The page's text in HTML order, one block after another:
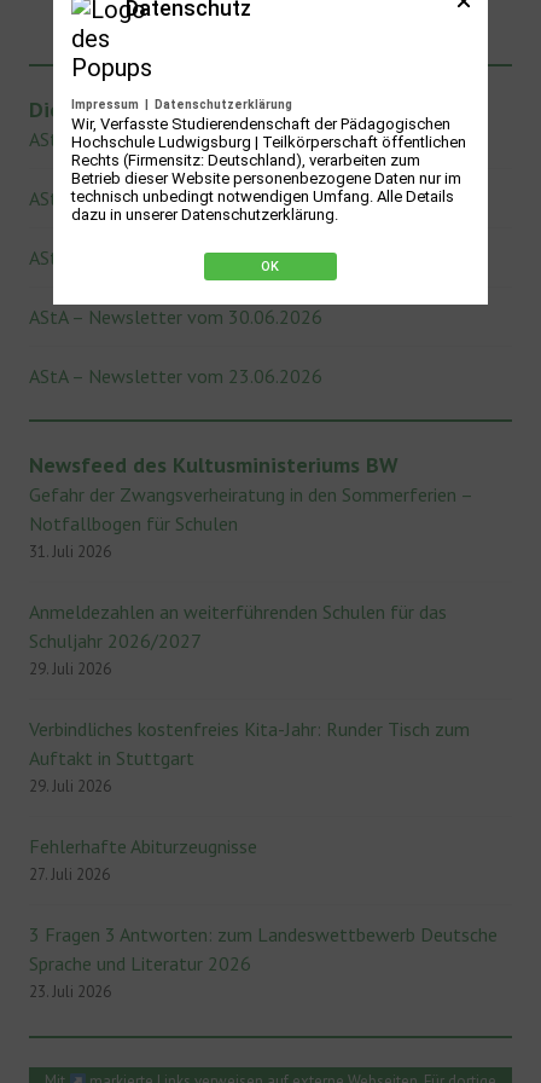
Die neuesten Newsletter des AStA
AStA – Newsletter vom 21.07.2026
AStA – Newsletter vom 14.07.2026
AStA – Newsletter vom 07.07.2026
AStA – Newsletter vom 30.06.2026
AStA – Newsletter vom 23.06.2026
Newsfeed des Kultusministeriums BW
Gefahr der Zwangsverheiratung in den Sommerferien –
Notfallbogen für Schulen
31. Juli 2026
Anmeldezahlen an weiterführenden Schulen für das
Schuljahr 2026/2027
29. Juli 2026
Verbindliches kostenfreies Kita-Jahr: Runder Tisch zum
Auftakt in Stuttgart
29. Juli 2026
Fehlerhafte Abiturzeugnisse
27. Juli 2026
3 Fragen 3 Antworten: zum Landeswettbewerb Deutsche
Sprache und Literatur 2026
23. Juli 2026
Datenschutz
Impressum Datenschutzerklärung
Wir, Verfasste Studierendenschaft der Pädagogischen
Hochschule Ludwigsburg | Teilkörperschaft öffentlichen
Rechts (Firmensitz: Deutschland), verarbeiten zum
Betrieb dieser Website personenbezogene Daten nur im
technisch unbedingt notwendigen Umfang. Alle Details
dazu in unserer Datenschutzerklärung.
OK